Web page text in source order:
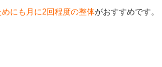
にも月に2回程度の整体がおすすめです。